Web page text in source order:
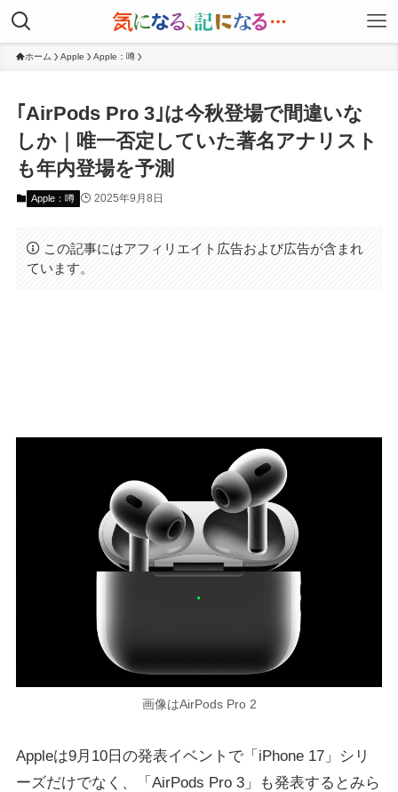
ホーム Apple Apple：噂
｢AirPods Pro 3｣は今秋登場で間違いな
しか｜唯一否定していた著名アナリスト
も年内登場を予測
Apple：噂 2025年9月8日
この記事にはアフィリエイト広告および広告が含まれ
ています。
画像はAirPods Pro 2
Appleは9月10日の発表イベントで「iPhone 17」シリ
ーズだけでなく、「AirPods Pro 3」も発表するとみら